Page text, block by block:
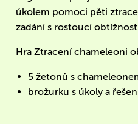
úkolem pomoci pěti
zadání s rostoucí
Hra Ztracení chameleoni
5 žetonů s
brožurku s úkoly a